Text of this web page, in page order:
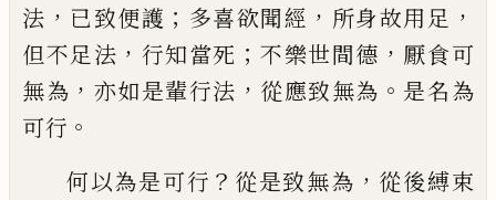
法 ， 已致便護 ； 多喜欲聞經 ， 所身故用足 ，
但不足法 ， 行知當死 ； 不樂世間德 ， 厭食可
無為 ， 亦如是輩行法 ， 從應致無為 。 是名為
可行 。
何以為是可行 ？ 從是致無為 ， 從後縛束